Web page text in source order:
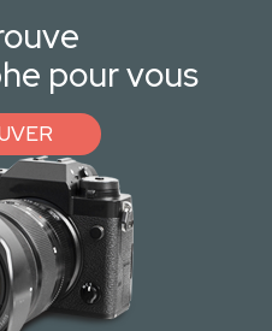
pour vous